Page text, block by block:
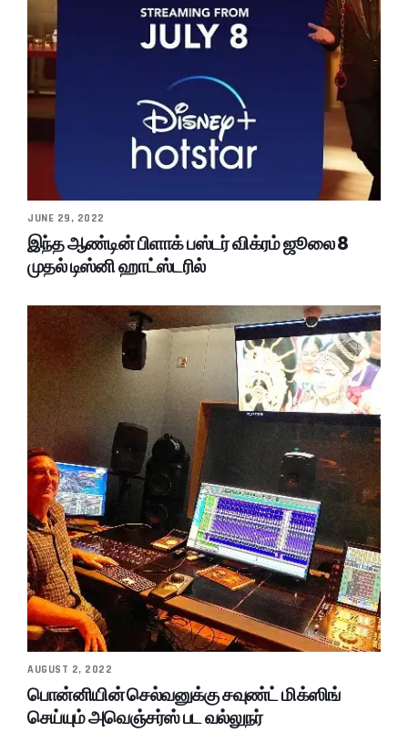
JUNE 29, 2022
இந்த ஆண்டின் பிளாக் பஸ்டர் விக்ரம் ஜூலை 8
முதல் டிஸ்னி ஹாட்ஸ்டரில்
AUGUST 2, 2022
பொன்னியின் செல்வனுக்கு சவுண்ட் மிக்ஸிங்
செய்யும் அவெஞ்சர்ஸ் பட வல்லுநர்